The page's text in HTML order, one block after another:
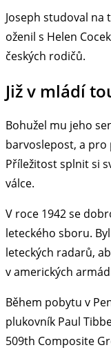
Joseph studoval na
oženil s Helen
českých rodičů.
Již v mládí
Bohužel mu jeho
barvoslepost, a
Příležitost splnit si
válce.
V roce 1942 se
leteckého sboru.
leteckých radarů,
v amerických
Během pobytu v
plukovník Paul
509th Composite